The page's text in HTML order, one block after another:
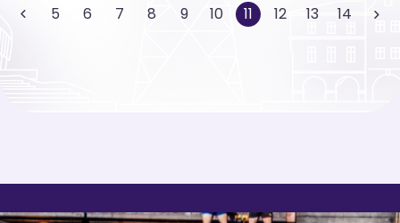
5 6 7 8 9 10 11 12 13 14